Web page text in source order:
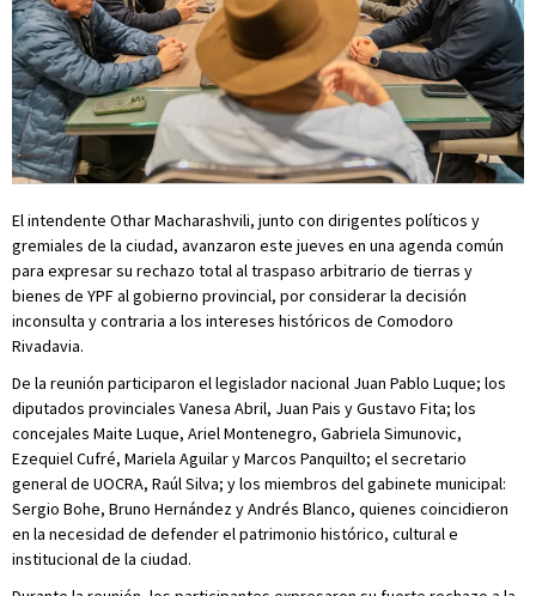
El intendente Othar Macharashvili, junto con dirigentes políticos y
gremiales de la ciudad, avanzaron este jueves en una agenda común
para expresar su rechazo total al traspaso arbitrario de tierras y
bienes de YPF al gobierno provincial, por considerar la decisión
inconsulta y contraria a los intereses históricos de Comodoro
Rivadavia.
De la reunión participaron el legislador nacional Juan Pablo Luque; los
diputados provinciales Vanesa Abril, Juan Pais y Gustavo Fita; los
concejales Maite Luque, Ariel Montenegro, Gabriela Simunovic,
Ezequiel Cufré, Mariela Aguilar y Marcos Panquilto; el secretario
general de UOCRA, Raúl Silva; y los miembros del gabinete municipal:
Sergio Bohe, Bruno Hernández y Andrés Blanco, quienes coincidieron
en la necesidad de defender el patrimonio histórico, cultural e
institucional de la ciudad.